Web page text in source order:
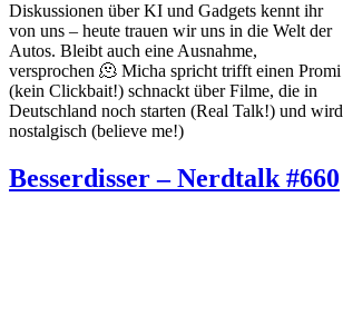
Diskussionen über KI und Gadgets kennt ihr
von uns – heute trauen wir uns in die Welt der
Autos. Bleibt auch eine Ausnahme,
versprochen 🫠 Micha spricht trifft einen Promi
(kein Clickbait!) schnackt über Filme, die in
Deutschland noch starten (Real Talk!) und wird
nostalgisch (believe me!)
Besserdisser – Nerdtalk #660